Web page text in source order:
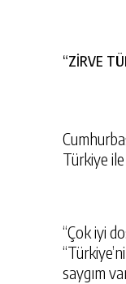
“ZİRVE
Türkiye
“Çok iyi
saygım